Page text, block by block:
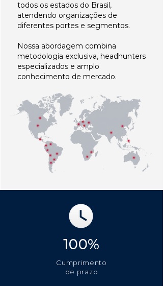
todos os estados do Brasil,
atendendo organizações de
diferentes portes e segmentos.
Nossa abordagem combina
metodologia exclusiva, headhunters
especializados e amplo
conhecimento de mercado.
100%
Cumprimento
de prazo